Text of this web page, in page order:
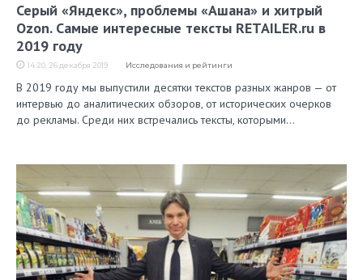
Серый «Яндекс», проблемы «Ашана» и хитрый
Ozon. Самые интересные тексты RETAILER.ru в
2019 году
14:20, 26 декабря 2019 Исследования и рейтинги
В 2019 году мы выпустили десятки текстов разных жанров — от
интервью до аналитических обзоров, от исторических очерков
до рекламы. Среди них встречались тексты, которыми…